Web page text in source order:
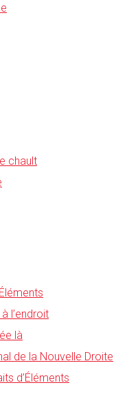
chault
l’endroit
là
de la Nouvelle Droite
d’Éléments